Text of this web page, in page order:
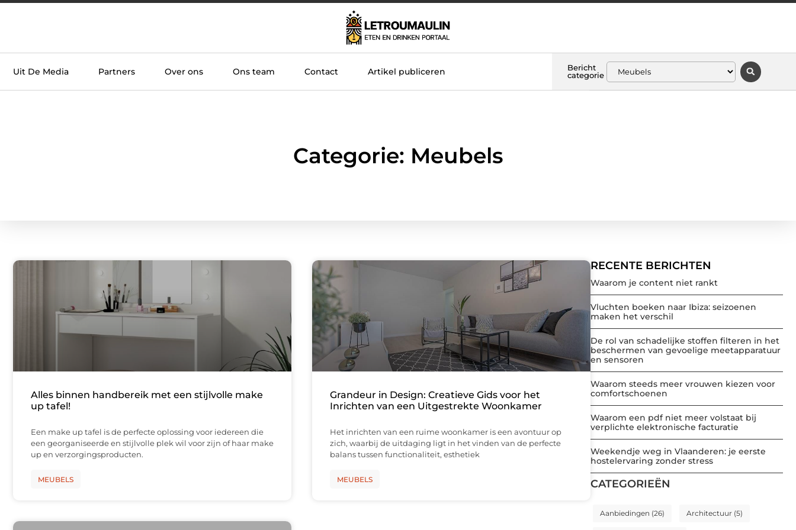
Uit De Media Partners Over ons Ons team Contact Artikel publiceren
Bericht
categorie
Categorie: Meubels
RECENTE BERICHTEN
Waarom je content niet rankt
Vluchten boeken naar Ibiza: seizoenen
maken het verschil
De rol van schadelijke stoffen filteren in het
beschermen van gevoelige meetapparatuur
en sensoren
Waarom steeds meer vrouwen kiezen voor
comfortschoenen
Waarom een pdf niet meer volstaat bij
verplichte elektronische facturatie
Weekendje weg in Vlaanderen: je eerste
hostelervaring zonder stress
CATEGORIEËN
Aanbiedingen (26) Architectuur (5)
Alles binnen handbereik met een stijlvolle make
up tafel!
Een make up tafel is de perfecte oplossing voor iedereen die
een georganiseerde en stijlvolle plek wil voor zijn of haar make
up en verzorgingsproducten.
MEUBELS
Grandeur in Design: Creatieve Gids voor het
Inrichten van een Uitgestrekte Woonkamer
Het inrichten van een ruime woonkamer is een avontuur op
zich, waarbij de uitdaging ligt in het vinden van de perfecte
balans tussen functionaliteit, esthetiek
MEUBELS